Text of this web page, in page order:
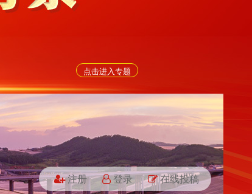
点击进入专题
注册 登录 在线投稿